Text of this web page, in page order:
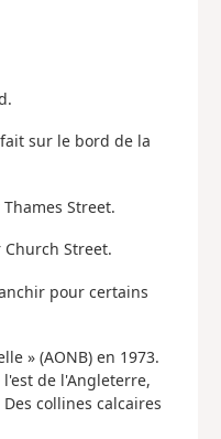
sur le bord de la
Street.
Street.
pour certains
» (AONB) en 1973.
de l'Angleterre,
collines calcaires